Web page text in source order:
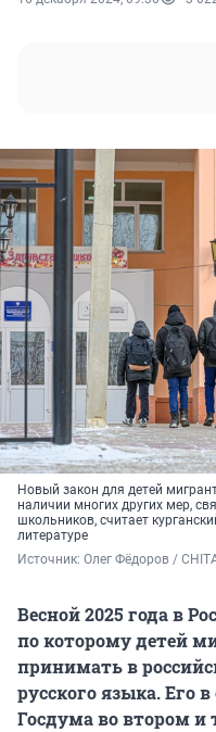
Новый закон для детей
наличии многих других мер,
школьников, считает
литературе
Источник: Олег Фёдоров /
Весной 2025 года в
по которому детей
принимать в
русского языка. Его
Госдума во втором и